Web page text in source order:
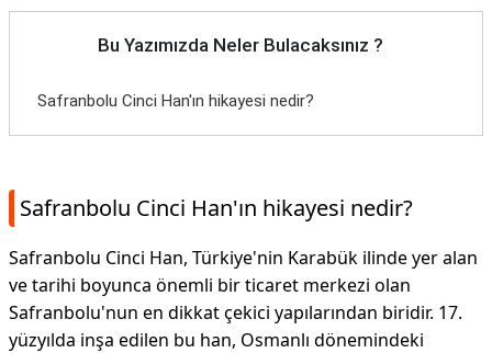
Bu Yazımızda Neler Bulacaksınız ?
Safranbolu Cinci Han'ın hikayesi nedir?
Safranbolu Cinci Han'ın hikayesi nedir?
Safranbolu Cinci Han, Türkiye'nin Karabük ilinde yer alan
ve tarihi boyunca önemli bir ticaret merkezi olan
Safranbolu'nun en dikkat çekici yapılarından biridir. 17.
yüzyılda inşa edilen bu han, Osmanlı dönemindeki